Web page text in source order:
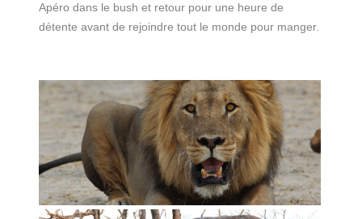
Apéro dans le bush et retour pour une heure de
détente avant de rejoindre tout le monde pour manger.